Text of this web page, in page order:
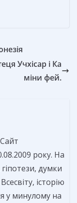
Учхісар і Ка
міни фей.
року. На
думки
історію
у минулому на